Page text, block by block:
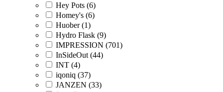
Hey Pots (6)
Homey's (6)
Huober (1)
Hydro Flask (9)
IMPRESSION (701)
InSideOut (44)
INT (4)
iqoniq (37)
JANZEN (33)